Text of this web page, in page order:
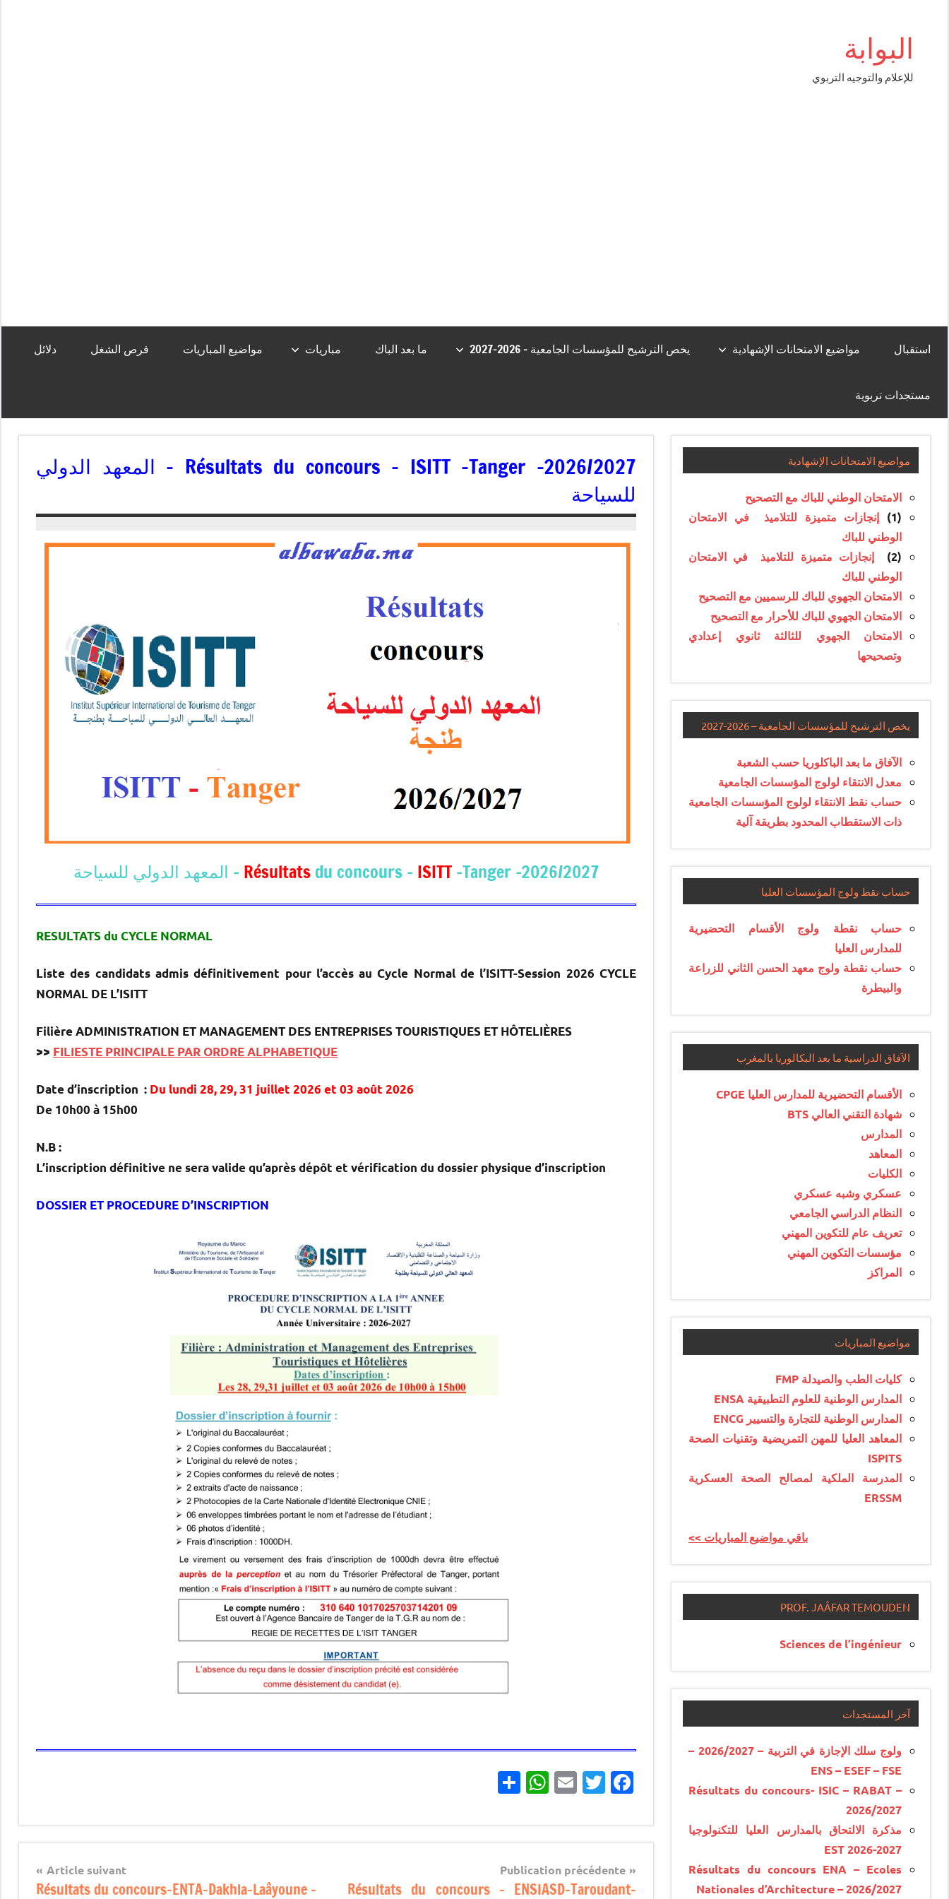
البوابة
للإعلام والتوجيه التربوي
استقبال مواضيع الامتحانات الإشهادية يخص الترشيح للمؤسسات الجامعية – 2026-2027 ما بعد الباك مباريات مواضيع المباريات فرص الشغل دلائل
مستجدات تربوية
Résultats du concours – ISITT -Tanger -2026/2027 – المعهد الدولي
للسياحة
Résultatsdu concours – ISITT-Tanger -2026/2027 – المعهد الدولي للسياحة
RESULTATS du CYCLE NORMAL
Liste des candidats admis définitivement pour l’accès au Cycle Normal de l’ISITT-Session 2026 CYCLE
NORMAL DE L’ISITT
Filière ADMINISTRATION ET MANAGEMENT DES ENTREPRISES TOURISTIQUES ET HÔTELIÈRES
>> FILIESTE PRINCIPALE PAR ORDRE ALPHABETIQUE
Date d’inscription : Du lundi 28, 29, 31 juillet 2026 et 03 août 2026
De 10h00 à 15h00
N.B :
L’inscription définitive ne sera valide qu’après dépôt et vérification du dossier physique d’inscription
DOSSIER ET PROCEDURE D’INSCRIPTION
Facebook
Twitter
Email
WhatsApp
مباريات
بالباك
Navigation
Publication précédente
Résultats du concours – ENSIASD-Taroudant-
Article suivant
Résultats du concours-ENTA-Dakhla-Laâyoune –
مواضيع الامتحانات الإشهادية
الامتحان الوطني للباك مع التصحيح
(1)
إنجازات متميزة للتلاميذ في الامتحان
الوطني للباك
(2)
إنجازات متميزة للتلاميذ في الامتحان
الوطني للباك
الامتحان الجهوي للباك للرسميين مع التصحيح
الامتحان الجهوي للباك للأحرار مع التصحيح
الامتحان الجهوي للثالثة ثانوي إعدادي
وتصحيحها
يخص الترشيح للمؤسسات الجامعية – 2026-2027
الآفاق ما بعد الباكلوريا حسب الشعبة
معدل الانتقاء لولوج المؤسسات الجامعية
حساب نقط الانتقاء لولوج المؤسسات الجامعية
ذات الاستقطاب المحدود بطريقة آلية
حساب نقط ولوج المؤسسات العليا
حساب نقطة ولوج الأقسام التحضيرية
للمدارس العليا
حساب نقطة ولوج معهد الحسن الثاني للزراعة
والبيطرة
الآفاق الدراسية ما بعد البكالوريا بالمغرب
الأقسام التحضيرية للمدارس العليا CPGE
شهادة التقني العالي BTS
المدارس
المعاهد
الكليات
عسكري وشبه عسكري
النظام الدراسي الجامعي
تعريف عام للتكوين المهني
مؤسسات التكوين المهني
المراكز
مواضيع المباريات
كليات الطب والصيدلة FMP
المدارس الوطنية للعلوم التطبيقية ENSA
المدارس الوطنية للتجارة والتسيير ENCG
المعاهد العليا للمهن التمريضية وتقنيات الصحة
ISPITS
المدرسة الملكية لمصالح الصحة العسكرية
ERSSM
<< باقي مواضيع المباريات
PROF. JAÂFAR TEMOUDEN
Sciences de l’ingénieur
آخر المستجدات
ولوج سلك الإجازة في التربية – 2026/2027 –
ENS – ESEF – FSE
Résultats du concours- ISIC – RABAT –
2026/2027
مذكرة الالتحاق بالمدارس العليا للتكنولوجيا
EST 2026-2027
Résultats du concours ENA – Ecoles
Nationales d’Architecture – 2026/2027